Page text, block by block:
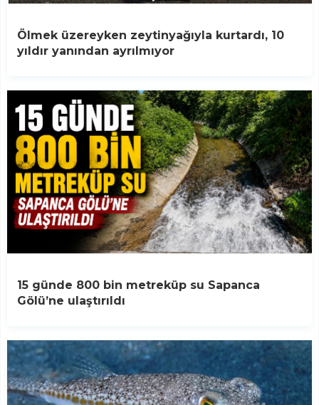
Ölmek üzereyken zeytinyağıyla kurtardı, 10
yıldır yanından ayrılmıyor
15 günde 800 bin metreküp su Sapanca
Gölü’ne ulaştırıldı